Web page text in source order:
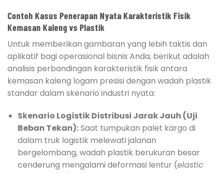
Contoh Kasus Penerapan Nyata Karakteristik Fisik
Kemasan Kaleng vs Plastik
Untuk memberikan gambaran yang lebih taktis dan
aplikatif bagi operasional bisnis Anda, berikut adalah
analisis perbandingan karakteristik fisik antara
kemasan kaleng logam presisi dengan wadah plastik
standar dalam skenario industri nyata:
Skenario Logistik Distribusi Jarak Jauh (Uji
Beban Tekan):Saat tumpukan palet kargo di
dalam truk logistik melewati jalanan
bergelombang, wadah plastik berukuran besar
cenderung mengalami deformasi lentur (elastic